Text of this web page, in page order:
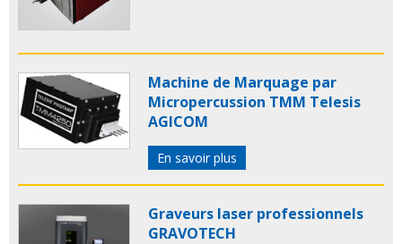
Machine de Marquage par
Micropercussion TMM Telesis
AGICOM
En savoir plus
Graveurs laser professionnels
GRAVOTECH